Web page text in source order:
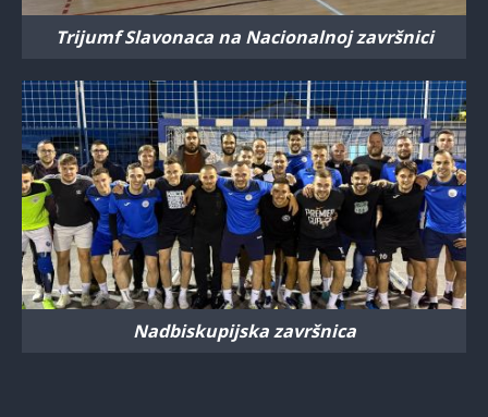
Trijumf Slavonaca na Nacionalnoj završnici
Nadbiskupijska završnica